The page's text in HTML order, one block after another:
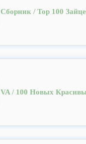
Сборник / Top 100
VA / 100 Новых